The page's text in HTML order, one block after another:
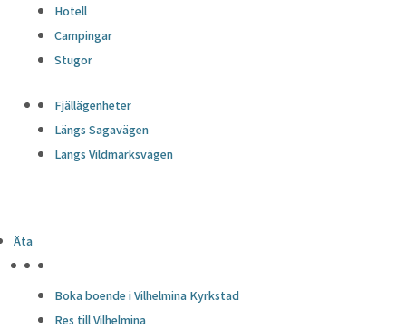
Hotell
Campingar
Stugor
Fjällägenheter
Längs Sagavägen
Längs Vildmarksvägen
Äta
Boka boende i Vilhelmina Kyrkstad
Res till Vilhelmina